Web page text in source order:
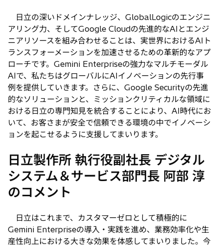
日立の深いドメインナレッジ、GlobalLogicのエンジニ
アリング力、そしてGoogle Cloudの先進的なAIとエンジ
ニアリソースを組み合わせることは、実世界におけるAIト
ランスフォーメーションを加速させるための革新的なアプ
ローチです。Gemini Enterpriseの強力なマルチモーダル
AIで、私たちはグローバルにAIイノベーションの先行事
例を提供していきます。さらに、Google Securityの先進
的なソリューションと、ミッションクリティカルな領域に
おける日立の専門知見を統合することにより、AI時代にお
いて、お客さまが安全で信頼できる環境の中でイノベーシ
ョンを起こせるように支援してまいります。
日立製作所 執行役副社長 デジタル
システム＆サービス部門長 阿部 淳
のコメント
日立はこれまで、カスタマーゼロとして積極的に
Gemini Enterpriseの導入・実践を進め、業務効率化や生
産性向上における大きな効果を体感してまいりました。今